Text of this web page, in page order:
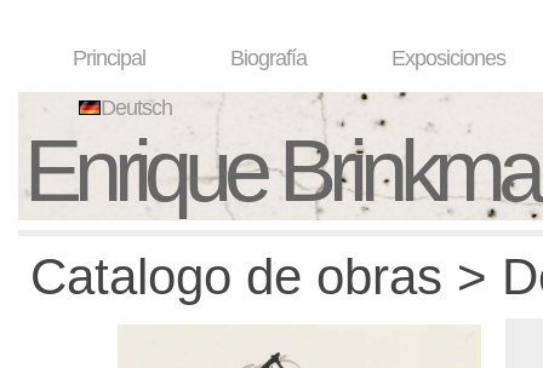
Principal Biografía Exposiciones
Deutsch
Enrique
Catalogo de obras >